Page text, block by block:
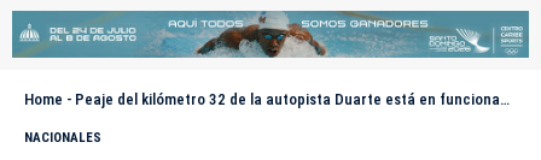
Home - Peaje del kilómetro 32 de la autopista Duarte está en funcionamiento
NACIONALES